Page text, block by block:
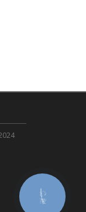
КНОПКА
ЗВ'ЯЗКУ